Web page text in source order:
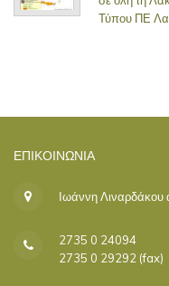
Τύπου ΠΕ
ΕΠΙΚΟΙΝΩΝΊΑ
Ιωάννη
2735 0 24094
2735 0 29292 (fax)